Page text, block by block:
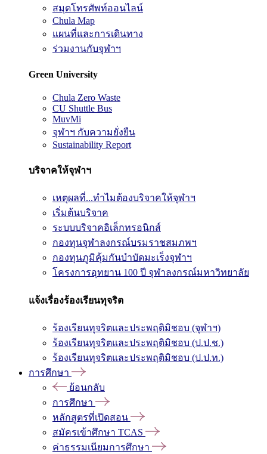
สมุดโทรศัพท์ออนไลน์
Chula Map
แผนที่และการเดินทาง
ร่วมงานกับจุฬาฯ
Green University
Chula Zero Waste
CU Shuttle Bus
MuvMi
จุฬาฯ กับความยั่งยืน
Sustainability Report
บริจาคให้จุฬาฯ
เหตุผลที่...ทำไมต้องบริจาคให้จุฬาฯ
เริ่มต้นบริจาค
ระบบบริจาคอิเล็กทรอนิกส์
กองทุนจุฬาลงกรณ์บรมราชสมภพฯ
กองทุนภูมิคุ้มกันบำบัดมะเร็งจุฬาฯ
โครงการอุทยาน 100 ปี จุฬาลงกรณ์มหาวิทยาลัย
แจ้งเรื่องร้องเรียนทุจริต
ร้องเรียนทุจริตและประพฤติมิชอบ (จุฬาฯ)
ร้องเรียนทุจริตและประพฤติมิชอบ (ป.ป.ช.)
ร้องเรียนทุจริตและประพฤติมิชอบ (ป.ป.ท.)
การศึกษา
ย้อนกลับ
การศึกษา
หลักสูตรที่เปิดสอน
สมัครเข้าศึกษา TCAS
ค่าธรรมเนียมการศึกษา